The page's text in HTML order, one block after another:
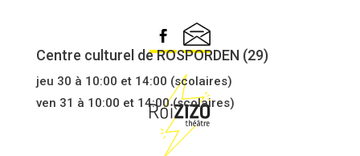
Centre culturel de ROSPORDEN (29)
jeu 30 à 10:00 et 14:00 (scolaires)
ven 31 à 10:00 et 14:00 (scolaires)